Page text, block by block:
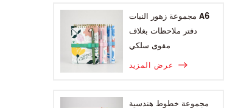
مجموعة زهور النبات A6
دفتر ملاحظات بغلاف
مقوى سلكي
عرض المزيد
مجموعة خطوط هندسية